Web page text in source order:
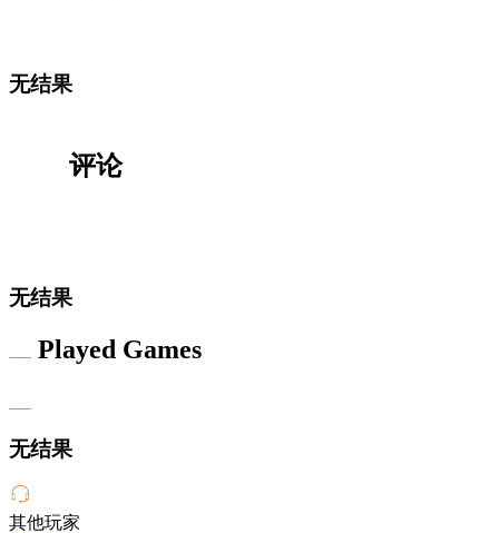
无结果
评论
无结果
Played Games
无结果
其他玩家